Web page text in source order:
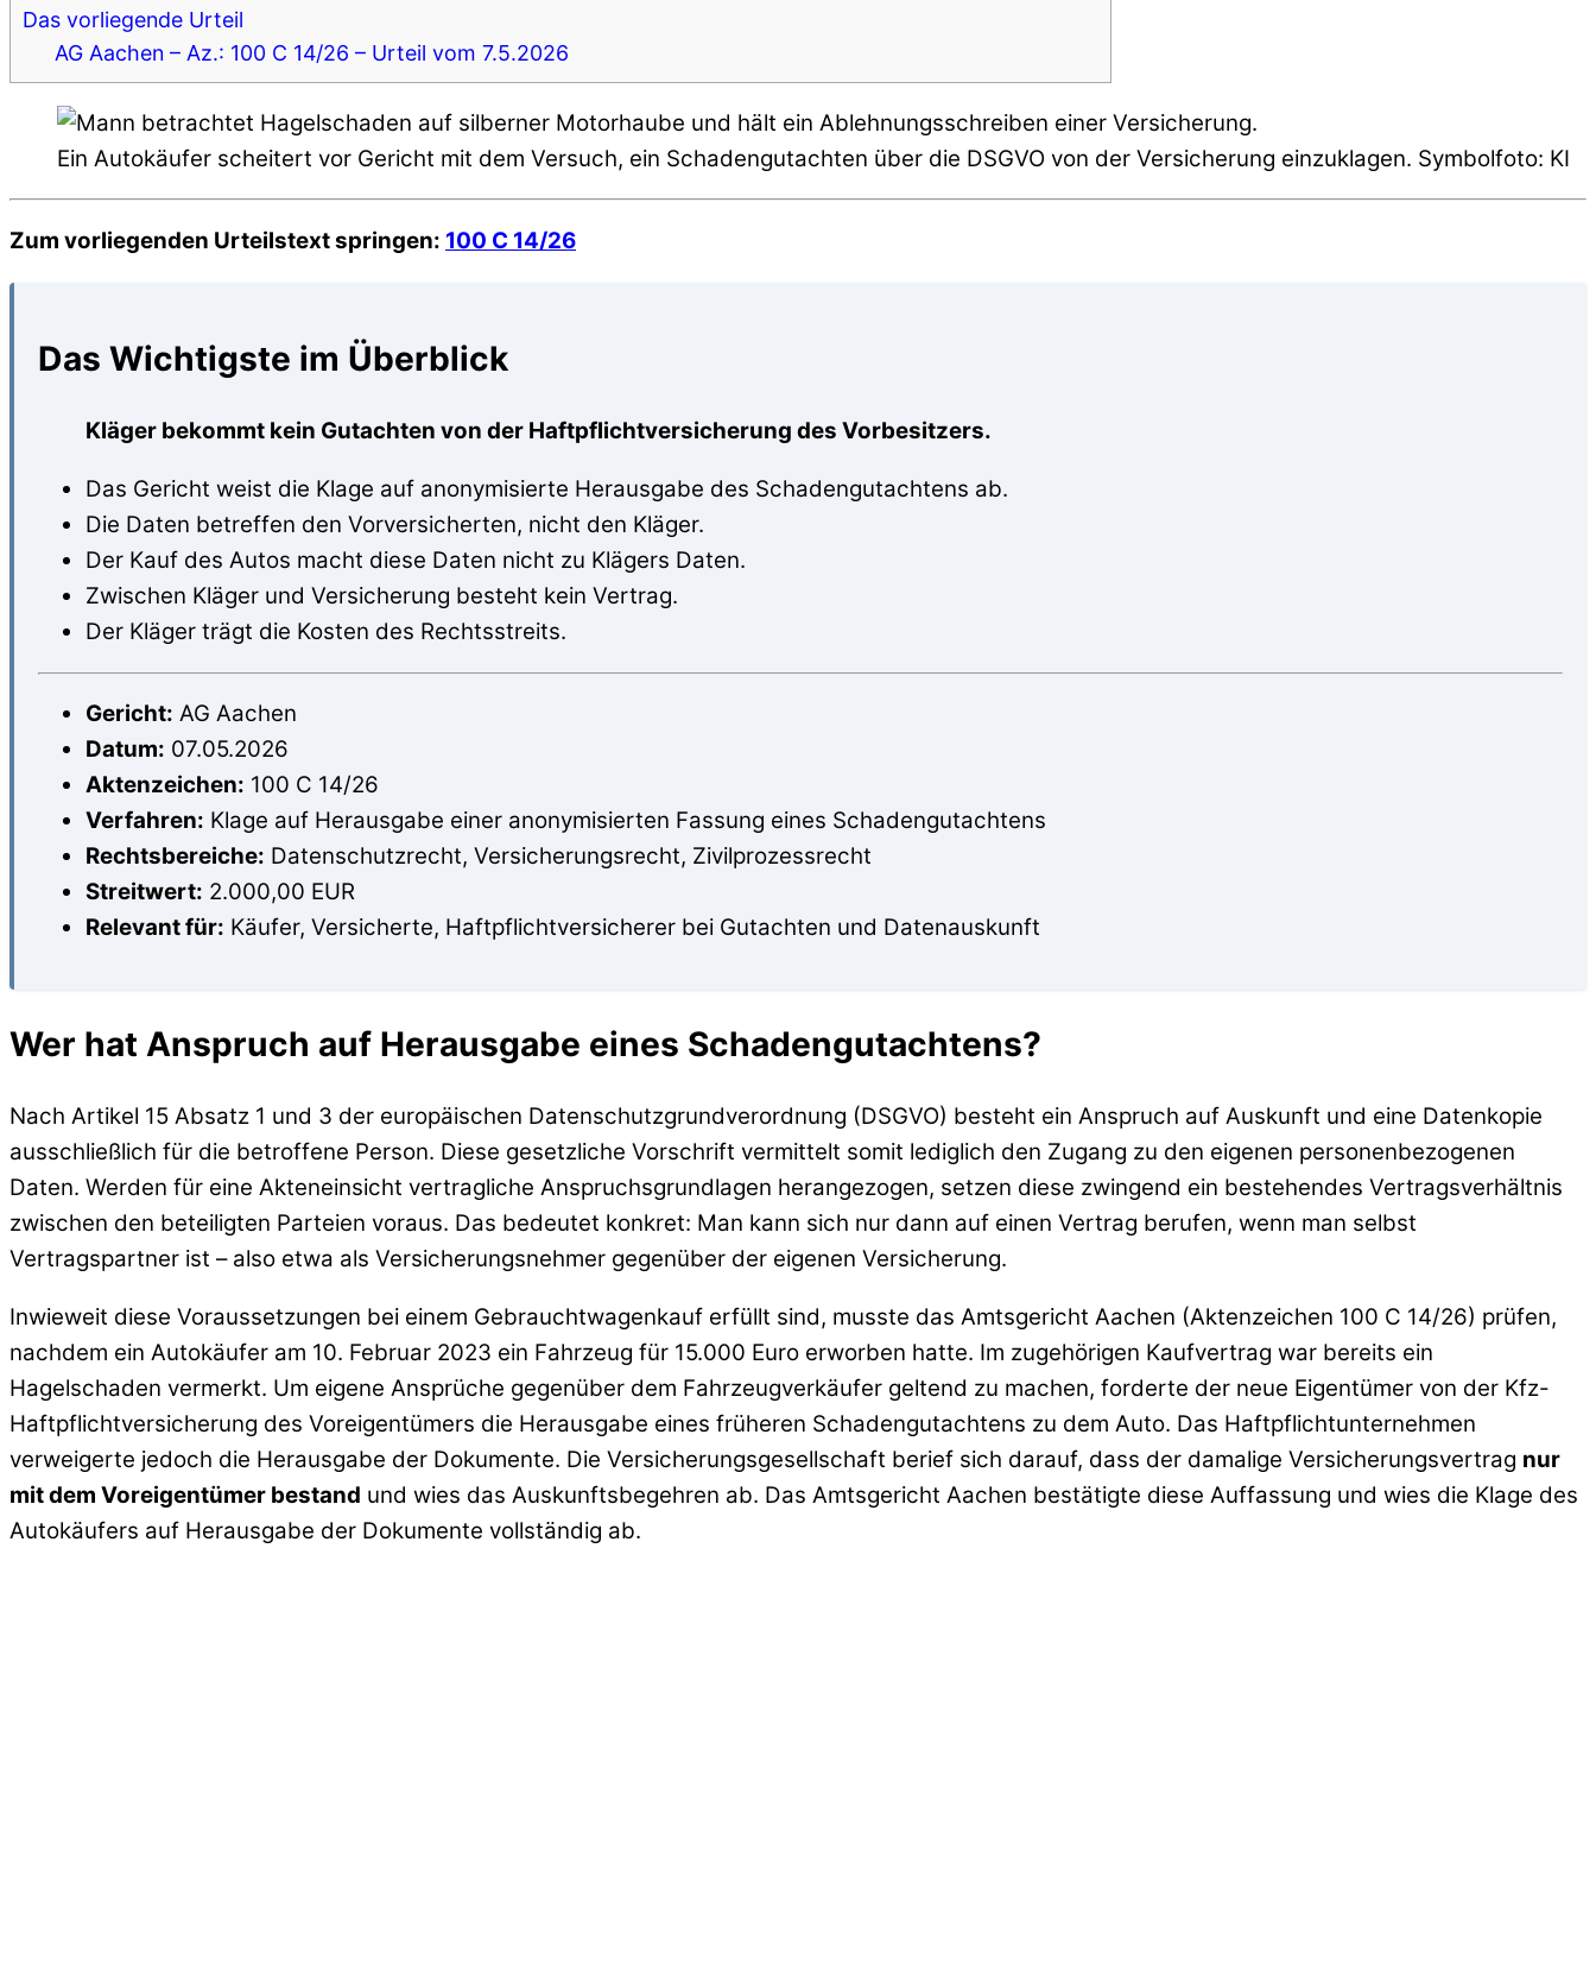
Das vorliegende Urteil
AG Aachen – Az.: 100 C 14/26 – Urteil vom 7.5.2026
Ein Autokäufer scheitert vor Gericht mit dem Versuch, ein Schadengutachten über die DSGVO von der Versicherung einzuklagen. Symbolfoto: KI
Zum vorliegenden Urteilstext springen: 100 C 14/26
Das Wichtigste im Überblick
Kläger bekommt kein Gutachten von der Haftpflichtversicherung des Vorbesitzers.
Das Gericht weist die Klage auf anonymisierte Herausgabe des Schadengutachtens ab.
Die Daten betreffen den Vorversicherten, nicht den Kläger.
Der Kauf des Autos macht diese Daten nicht zu Klägers Daten.
Zwischen Kläger und Versicherung besteht kein Vertrag.
Der Kläger trägt die Kosten des Rechtsstreits.
Gericht: AG Aachen
Datum: 07.05.2026
Aktenzeichen: 100 C 14/26
Verfahren: Klage auf Herausgabe einer anonymisierten Fassung eines Schadengutachtens
Rechtsbereiche: Datenschutzrecht, Versicherungsrecht, Zivilprozessrecht
Streitwert: 2.000,00 EUR
Relevant für: Käufer, Versicherte, Haftpflichtversicherer bei Gutachten und Datenauskunft
Wer hat Anspruch auf Herausgabe eines Schadengutachtens?
Nach Artikel 15 Absatz 1 und 3 der europäischen Datenschutzgrundverordnung (DSGVO) besteht ein Anspruch auf Auskunft und eine Datenkopie
ausschließlich für die betroffene Person. Diese gesetzliche Vorschrift vermittelt somit lediglich den Zugang zu den eigenen personenbezogenen
Daten. Werden für eine Akteneinsicht vertragliche Anspruchsgrundlagen herangezogen, setzen diese zwingend ein bestehendes Vertragsverhältnis
zwischen den beteiligten Parteien voraus. Das bedeutet konkret: Man kann sich nur dann auf einen Vertrag berufen, wenn man selbst
Vertragspartner ist – also etwa als Versicherungsnehmer gegenüber der eigenen Versicherung.
Inwieweit diese Voraussetzungen bei einem Gebrauchtwagenkauf erfüllt sind, musste das Amtsgericht Aachen (Aktenzeichen 100 C 14/26) prüfen,
nachdem ein Autokäufer am 10. Februar 2023 ein Fahrzeug für 15.000 Euro erworben hatte. Im zugehörigen Kaufvertrag war bereits ein
Hagelschaden vermerkt. Um eigene Ansprüche gegenüber dem Fahrzeugverkäufer geltend zu machen, forderte der neue Eigentümer von der Kfz-
Haftpflichtversicherung des Voreigentümers die Herausgabe eines früheren Schadengutachtens zu dem Auto. Das Haftpflichtunternehmen
verweigerte jedoch die Herausgabe der Dokumente. Die Versicherungsgesellschaft berief sich darauf, dass der damalige Versicherungsvertrag nur
mit dem Voreigentümer bestand und wies das Auskunftsbegehren ab. Das Amtsgericht Aachen bestätigte diese Auffassung und wies die Klage des
Autokäufers auf Herausgabe der Dokumente vollständig ab.